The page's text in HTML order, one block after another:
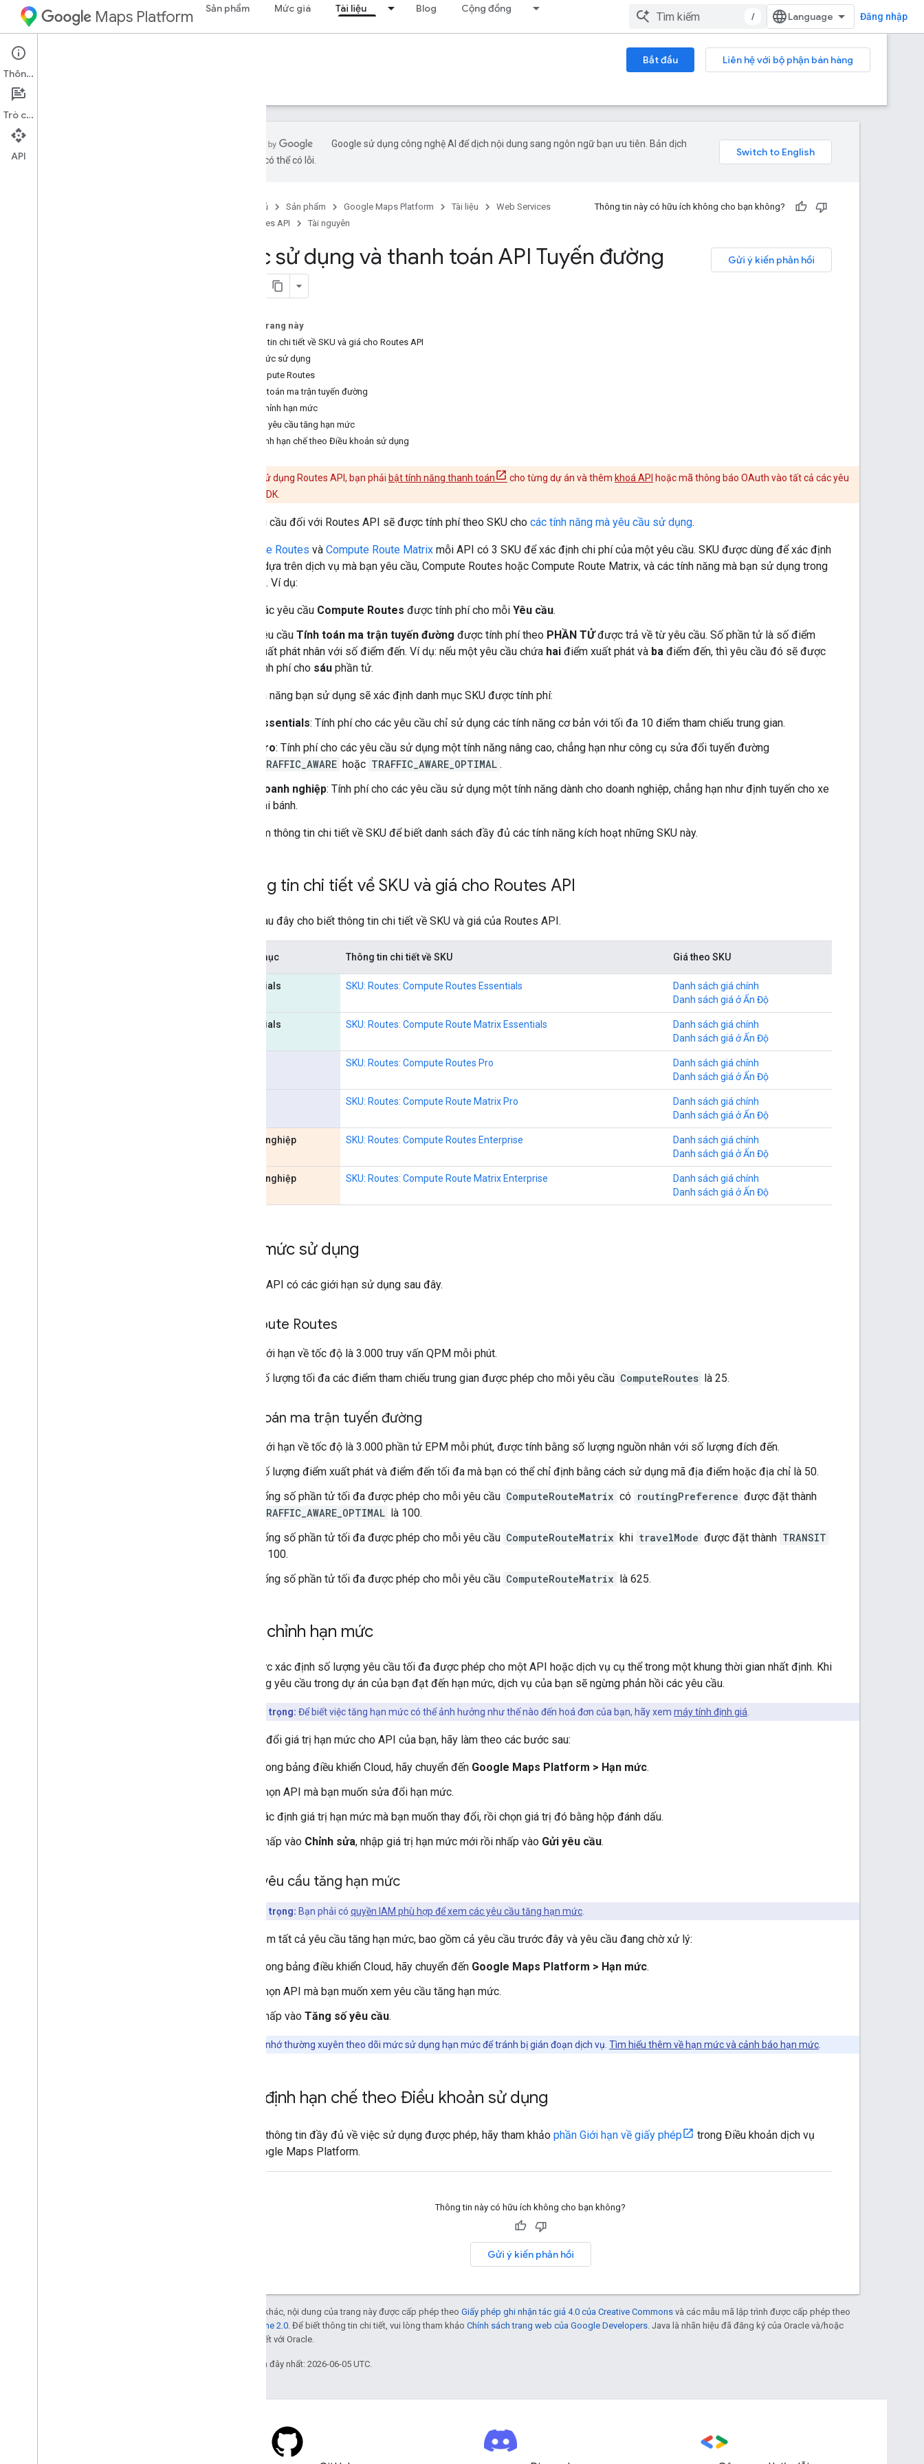
Maps Platform Sản phẩm Mức giá Tài liệu Blog Cộng đồng
/ Đăng nhập
Web Services Bắt đầu
Liên hệ với bộ phận bán hàng
Hướng dẫn
Google sử dụng công nghệ AI để dịch nội dung sang ngôn ngữ bạn ưu tiên. Bản dịch
bằng AI có thể có lỗi.
Trang chủ Sản phẩm Google Maps Platform Tài liệu
Web Services
Routes API
Tài nguyên
Thông tin này có hữu ích không cho bạn không?
Gửi ý kiến phản hồi
Việc sử dụng và thanh toán API Tuyến đường
Trên trang này
Thông tin chi tiết về SKU và giá cho Routes API
Hạn mức sử dụng
Compute Routes
Tính toán ma trận tuyến đường
Điều chỉnh hạn mức
Xem yêu cầu tăng hạn mức
Quy định hạn chế theo Điều khoản sử dụng
Để sử dụng Routes API, bạn phải bật tính năng thanh toán cho từng dự án và thêm khoá API hoặc mã thông báo OAuth vào tất cả các yêu
cầu API hoặc SDK.
Các yêu cầu đối với Routes API sẽ được tính phí theo SKU cho các tính năng mà yêu cầu sử dụng.
Compute Routes và Compute Route Matrix mỗi API có 3 SKU để xác định chi phí của một yêu cầu. SKU được dùng để xác định
chi phí dựa trên dịch vụ mà bạn yêu cầu, Compute Routes hoặc Compute Route Matrix, và các tính năng mà bạn sử dụng trong
yêu cầu. Ví dụ:
Các yêu cầu Compute Routes được tính phí cho mỗi Yêu cầu.
Yêu cầu Tính toán ma trận tuyến đường được tính phí theo PHẦN TỬđược trả về từ yêu cầu. Số phần tử là số điểm
xuất phát nhân với số điểm đến. Ví dụ: nếu một yêu cầu chứa hai điểm xuất phát và ba điểm đến, thì yêu cầu đó sẽ được
tính phí cho sáu phần tử.
Các tính năng bạn sử dụng sẽ xác định danh mục SKU được tính phí:
Essentials: Tính phí cho các yêu cầu chỉ sử dụng các tính năng cơ bản với tối đa 10 điểm tham chiếu trung gian.
Pro: Tính phí cho các yêu cầu sử dụng một tính năng nâng cao, chẳng hạn như công cụ sửa đổi tuyến đường
TRAFFIC_AWARE hoặc TRAFFIC_AWARE_OPTIMAL .
Doanh nghiệp: Tính phí cho các yêu cầu sử dụng một tính năng dành cho doanh nghiệp, chẳng hạn như định tuyến cho xe
hai bánh.
Hãy xem thông tin chi tiết về SKU để biết danh sách đầy đủ các tính năng kích hoạt những SKU này.
Thông tin chi tiết về SKU và giá cho Routes API
Bảng sau đây cho biết thông tin chi tiết về SKU và giá của Routes API.
Danh mục Thông tin chi tiết về SKU Giá theo SKU
Essentials SKU: Routes: Compute Routes Essentials
Danh sách giá chính
Danh sách giá ở Ấn Độ
Essentials SKU: Routes: Compute Route Matrix Essentials
Danh sách giá chính
Danh sách giá ở Ấn Độ
SKU: Routes: Compute Routes Pro
Danh sách giá chính
Danh sách giá ở Ấn Độ
SKU: Routes: Compute Route Matrix Pro
Danh sách giá chính
Danh sách giá ở Ấn Độ
Doanh nghiệp SKU: Routes: Compute Routes Enterprise
Danh sách giá chính
Danh sách giá ở Ấn Độ
Doanh nghiệp SKU: Routes: Compute Route Matrix Enterprise
Danh sách giá chính
Danh sách giá ở Ấn Độ
Hạn mức sử dụng
Routes API có các giới hạn sử dụng sau đây.
Compute Routes
Giới hạn về tốc độ là 3.000 truy vấn QPM mỗi phút.
Số lượng tối đa các điểm tham chiếu trung gian được phép cho mỗi yêu cầu ComputeRoutes là 25.
Tính toán ma trận tuyến đường
Giới hạn về tốc độ là 3.000 phần tử EPM mỗi phút, được tính bằng số lượng nguồn nhân với số lượng đích đến.
Số lượng điểm xuất phát và điểm đến tối đa mà bạn có thể chỉ định bằng cách sử dụng mã địa điểm hoặc địa chỉ là 50.
Tổng số phần tử tối đa được phép cho mỗi yêu cầu ComputeRouteMatrix có routingPreference được đặt thành
TRAFFIC_AWARE_OPTIMAL là 100.
Tổng số phần tử tối đa được phép cho mỗi yêu cầu ComputeRouteMatrix khi travelMode được đặt thành TRANSIT
là 100.
Tổng số phần tử tối đa được phép cho mỗi yêu cầu ComputeRouteMatrix là 625.
Điều chỉnh hạn mức
Hạn mức xác định số lượng yêu cầu tối đa được phép cho một API hoặc dịch vụ cụ thể trong một khung thời gian nhất định. Khi
số lượng yêu cầu trong dự án của bạn đạt đến hạn mức, dịch vụ của bạn sẽ ngừng phản hồi các yêu cầu.
Lưu ý quan trọng: Để biết việc tăng hạn mức có thể ảnh hưởng như thế nào đến hoá đơn của bạn, hãy xem máy tính định giá
Để sửa đổi giá trị hạn mức cho API của bạn, hãy làm theo các bước sau:
Trong bảng điều khiển Cloud, hãy chuyển đến Google Maps Platform > Hạn mức.
Chọn API mà bạn muốn sửa đổi hạn mức.
Xác định giá trị hạn mức mà bạn muốn thay đổi, rồi chọn giá trị đó bằng hộp đánh dấu.
Nhấp vào Chỉnh sửa, nhập giá trị hạn mức mới rồi nhấp vào Gửi yêu cầu.
Xem yêu cầu tăng hạn mức
Lưu ý quan trọng: Bạn phải có quyền IAM phù hợp để xem các yêu cầu tăng hạn mức
Cách xem tất cả yêu cầu tăng hạn mức, bao gồm cả yêu cầu trước đây và yêu cầu đang chờ xử lý:
Trong bảng điều khiển Cloud, hãy chuyển đến Google Maps Platform > Hạn mức.
Chọn API mà bạn muốn xem yêu cầu tăng hạn mức.
Nhấp vào Tăng số yêu cầu.
Hãy nhớ thường xuyên theo dõi mức sử dụng hạn mức để tránh bị gián đoạn dịch vụ. Tìm hiểu thêm về hạn mức và cảnh báo hạn mức
Quy định hạn chế theo Điều khoản sử dụng
Để biết thông tin đầy đủ về việc sử dụng được phép, hãy tham khảo phần Giới hạn về giấy phép
trong Điều khoản dịch vụ
của Google Maps Platform.
Thông tin này có hữu ích không cho bạn không?
Gửi ý kiến phản hồi
Trừ phi có lưu ý khác, nội dung của trang này được cấp phép theo Giấy phép ghi nhận tác giả 4.0 của Creative Commons và các mẫu mã lập trình được cấp phép theo
Giấy phép Apache 2.0 . Để biết thông tin chi tiết, vui lòng tham khảo Chính sách trang web của Google Developers . Java là nhãn hiệu đã đăng ký của Oracle và/hoặc
các đơn vị liên kết với Oracle.
Cập nhật lần gần đây nhất: 2026-06-05 UTC.
Thông tin
Trò chuyện
API